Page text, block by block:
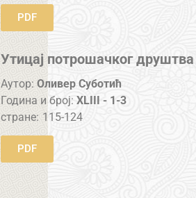
PDF
Утицај потрошачког
Аутор: Оливер Суботић
Година и број:XLIII - 1-3
стране: 115-124
PDF